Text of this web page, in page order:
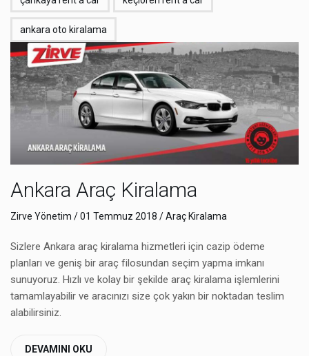
ankara oto kiralama
Ankara Araç Kiralama
Zirve Yönetim / 01 Temmuz 2018 /Araç Kiralama
Sizlere Ankara araç kiralama hizmetleri için cazip ödeme
planları ve geniş bir araç filosundan seçim yapma imkanı
sunuyoruz. Hızlı ve kolay bir şekilde araç kiralama işlemlerini
tamamlayabilir ve aracınızı size çok yakın bir noktadan teslim
alabilirsiniz.
DEVAMINI OKU